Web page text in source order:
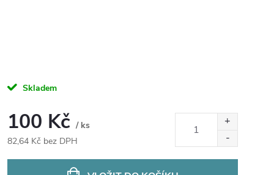
Skladem
100 Kč / ks
82,64 Kč bez DPH